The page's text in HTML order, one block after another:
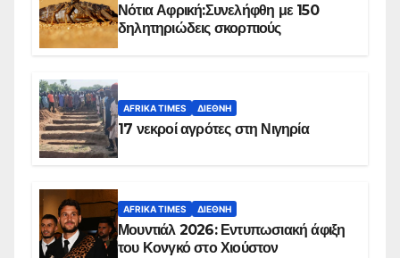
Νότια Αφρική:Συνελήφθη με 150
δηλητηριώδεις σκορπιούς
AFRIKA TIMES ΔΙΕΘΝΉ
17 νεκροί αγρότες στη Νιγηρία
AFRIKA TIMES ΔΙΕΘΝΉ
Μουντιάλ 2026: Εντυπωσιακή άφιξη
του Κονγκό στο Χιούστον